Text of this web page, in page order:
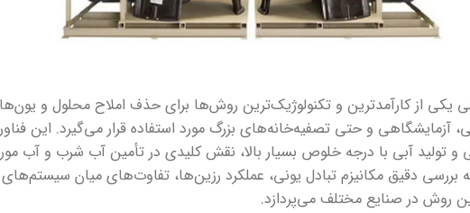
یکی از کارآمدترین و تکنولوژیک‌ترین روش‌ها برای حذف املاح محلول و
آزمایشگاهی و حتی تصفیه‌خانه‌های بزرگ مورد استفاده قرار می‌گیرد. این
تولید آبی با درجه خلوص بسیار بالا، نقش کلیدی در تأمین آب شرب و آب
بررسی دقیق مکانیزم تبادل یونی، عملکرد رزین‌ها، تفاوت‌های میان
روش در صنایع مختلف می‌پردازد.